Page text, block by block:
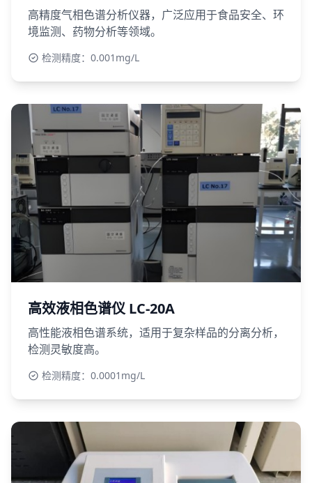
高精度气相色谱分析仪器，广泛应用于食品安全、环
境监测、药物分析等领域。
检测精度：0.001mg/L
高效液相色谱仪 LC-20A
高性能液相色谱系统，适用于复杂样品的分离分析，
检测灵敏度高。
检测精度：0.0001mg/L